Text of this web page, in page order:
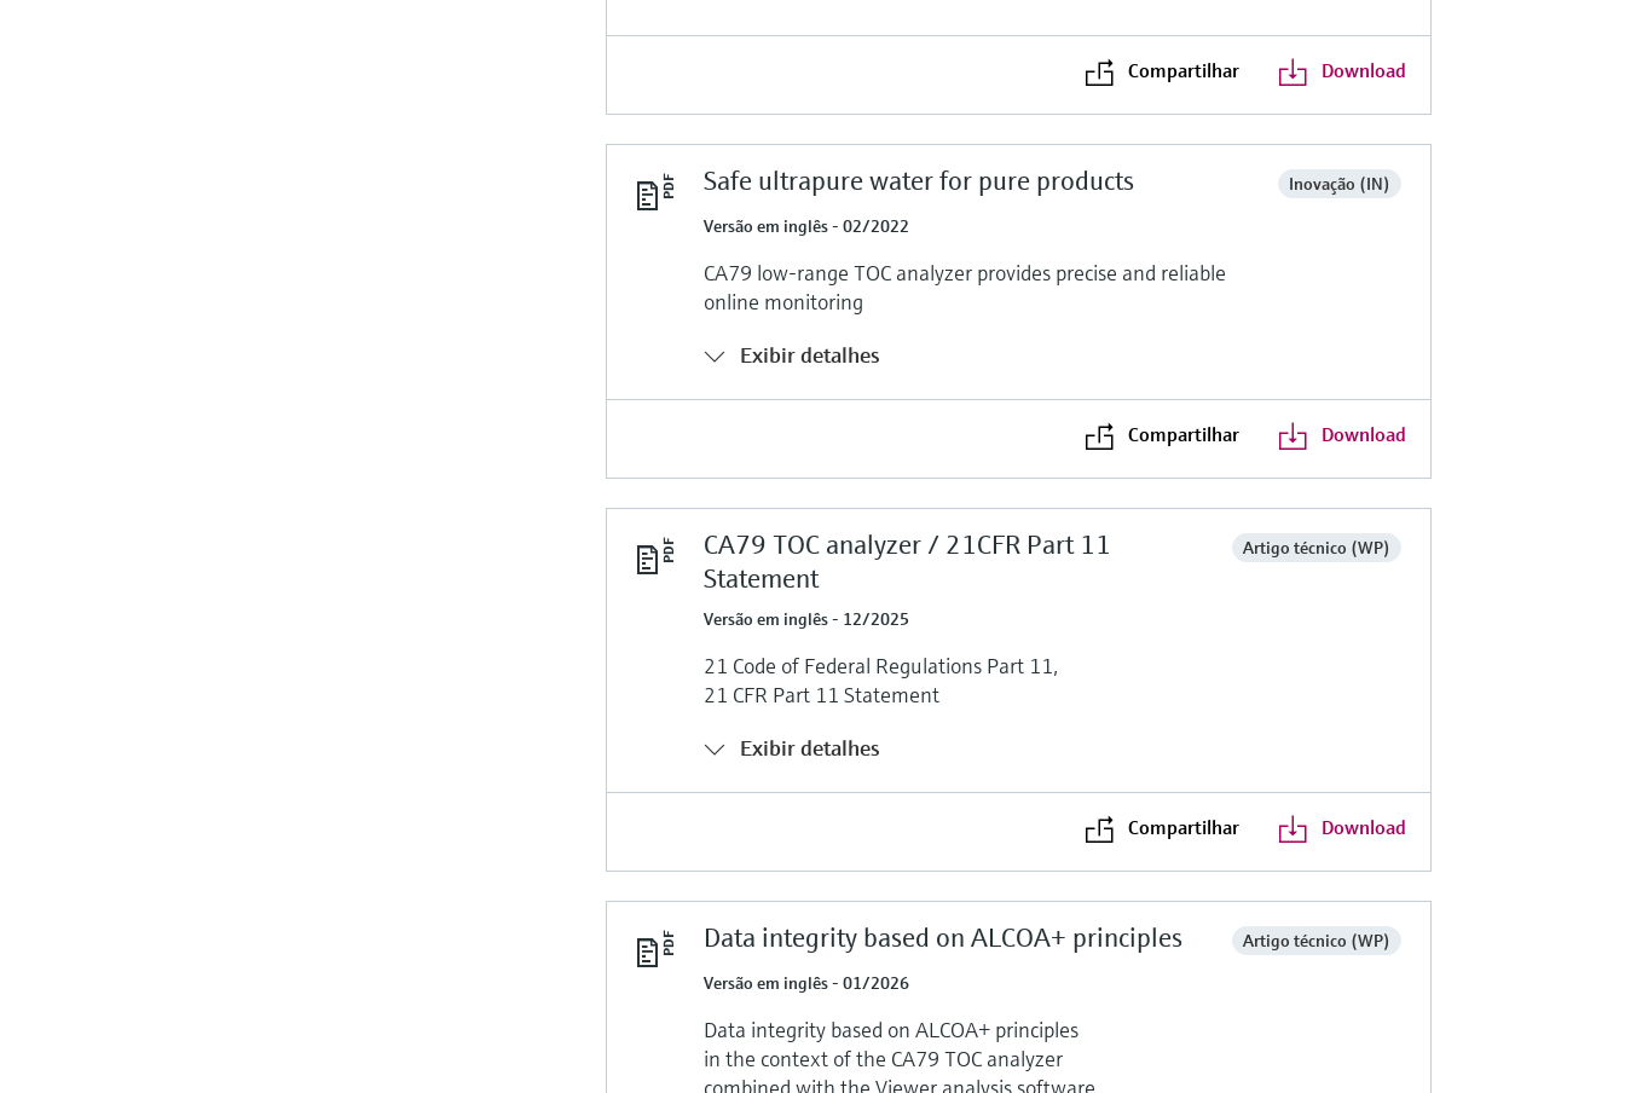
Compartilhar Download
Safe ultrapure water for pure products
Inovação (IN)
Versão em inglês - 02/2022
CA79 low-range TOC analyzer provides precise and reliable
online monitoring
Exibir detalhes
Compartilhar Download
CA79 TOC analyzer / 21CFR Part 11
Statement
Artigo técnico (WP)
Versão em inglês - 12/2025
21 Code of Federal Regulations Part 11,
21 CFR Part 11 Statement
Exibir detalhes
Compartilhar Download
Data integrity based on ALCOA+ principles
Artigo técnico (WP)
Versão em inglês - 01/2026
Data integrity based on ALCOA+ principles
in the context of the CA79 TOC analyzer
combined with the Viewer analysis software.